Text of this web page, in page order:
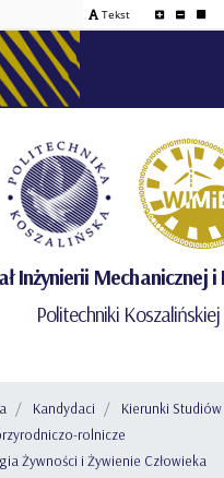
Tekst
Inżynierii Mechanicznej i
Politechniki Koszalińskiej
Kandydaci
Kierunki Studiów
rolnicze
Żywności i Żywienie Człowieka